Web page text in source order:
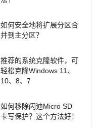
如何安全地将扩展分区合
并到主分区？
推荐的系统克隆软件，可
轻松克隆Windows 11、
10、8、7
如何移除闪迪Micro SD
卡写保护？这个方法好！